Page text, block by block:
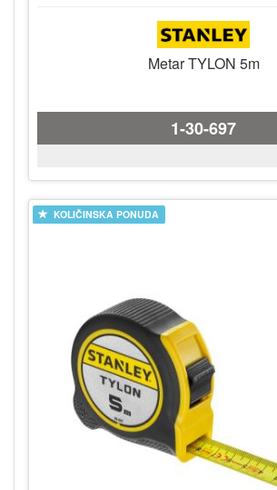
Metar TYLON 5m
1-30-697
KOLIČINSKA PONUDA